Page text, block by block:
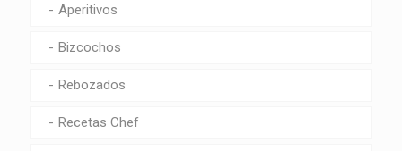
Aperitivos
Bizcochos
Rebozados
Recetas Chef